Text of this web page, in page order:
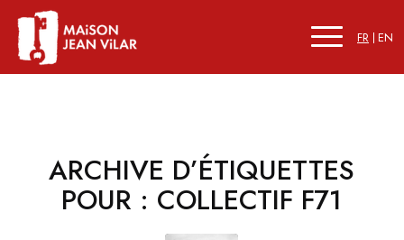
FR EN
ARCHIVE D’ÉTIQUETTES
POUR : COLLECTIF F71